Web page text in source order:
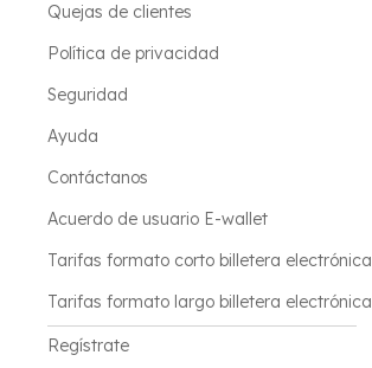
Quejas de clientes
Política de privacidad
Seguridad
Ayuda
Contáctanos
Acuerdo de usuario E-wallet
Tarifas formato corto billetera electrónica
Tarifas formato largo billetera electrónica
Regístrate